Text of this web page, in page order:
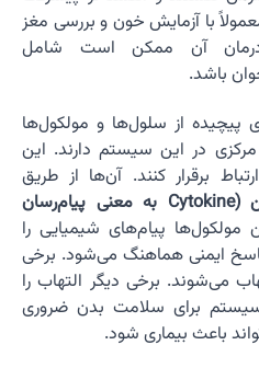
با آزمایش خون و بررسی مغز
آن ممکن است شامل
باشد.
از سلول‌ها و مولکول‌ها
در این سیستم دارند. این
برقرار کنند. آن‌ها از طریق
سیتوکاین (Cytokine به معنی پیام‌رسان
مولکول‌ها پیام‌های شیمیایی را
ایمنی هماهنگ می‌شود. برخی
می‌شوند. برخی دیگر التهاب را
برای سلامت بدن ضروری
باعث بیماری شود.